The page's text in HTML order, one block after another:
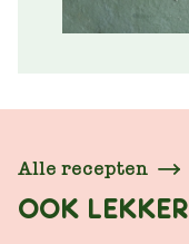
OOK LEKKER
Alle recepten